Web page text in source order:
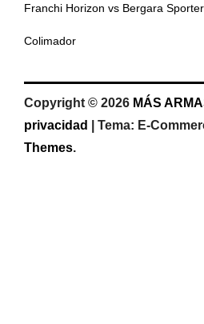
Franchi Horizon vs Bergara
Colimador
Copyright © 2026 MÁS
privacidad
Tema: E-
Themes.